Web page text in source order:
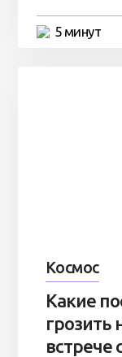
5 минут
Космос
Какие
грозить
встрече